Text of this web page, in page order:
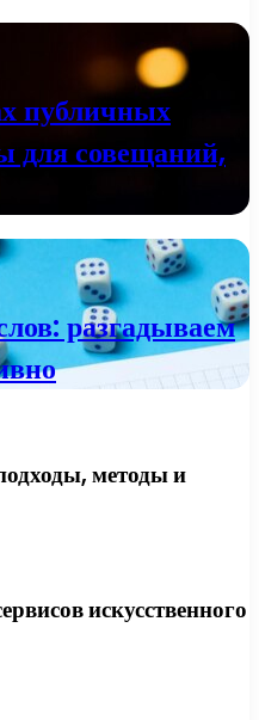
публичных
для совещаний,
разгадываем
методы и
искусственного